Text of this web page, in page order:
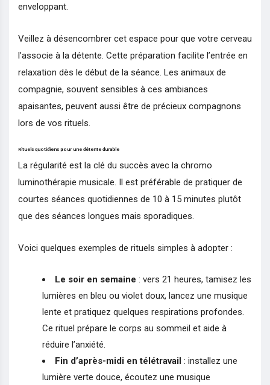
enveloppant.
Veillez à désencombrer cet espace pour que votre cerveau
l’associe à la détente. Cette préparation facilite l’entrée en
relaxation dès le début de la séance. Les animaux de
compagnie, souvent sensibles à ces ambiances
apaisantes, peuvent aussi être de précieux compagnons
lors de vos rituels.
Rituels quotidiens pour une détente durable
La régularité est la clé du succès avec la chromo
luminothérapie musicale. Il est préférable de pratiquer de
courtes séances quotidiennes de 10 à 15 minutes plutôt
que des séances longues mais sporadiques.
Voici quelques exemples de rituels simples à adopter :
Le soir en semaine : vers 21 heures, tamisez les
lumières en bleu ou violet doux, lancez une musique
lente et pratiquez quelques respirations profondes.
Ce rituel prépare le corps au sommeil et aide à
réduire l’anxiété.
Fin d’après-midi en télétravail : installez une
lumière verte douce, écoutez une musique